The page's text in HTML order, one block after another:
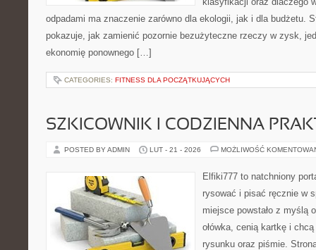
odpadami ma znaczenie zarówno dla ekologii, jak i dla budżetu.
pokazuje, jak zamienić pozornie bezużyteczne rzeczy w zysk,
ekonomię ponownego […]
CATEGORIES: FITNESS DLA POCZĄTKUJĄCYCH
SZKICOWNIK I CODZIENNA
POSTED BY ADMIN LUT - 21 - 2026 MOŻLIWOŚĆ
Elfiki777 to natchniony
rysować i pisać ręcznie w
miejsce powstało z myślą
ołówka, cenią kartkę i
rysunku oraz piśmie.